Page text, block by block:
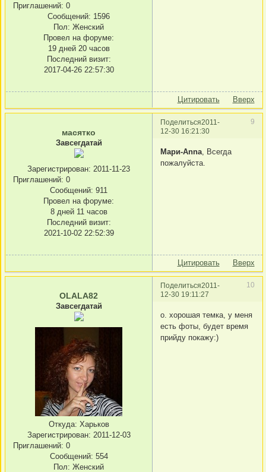
Приглашений: 0
Сообщений: 1596
Пол: Женский
Провел на форуме:
19 дней 20 часов
Последний визит:
2017-04-26 22:57:30
Цитировать Вверх
Поделиться 9
2011-
12-30 16:21:30
масятко
Завсегдатай
Зарегистрирован: 2011-11-23
Приглашений: 0
Сообщений: 911
Провел на форуме:
8 дней 11 часов
Последний визит:
2021-10-02 22:52:39
Мари-Anna, Всегда
пожалуйста.
Цитировать Вверх
Поделиться 10
2011-
12-30 19:11:27
OLALA82
Завсегдатай
Откуда: Харьков
Зарегистрирован: 2011-12-03
Приглашений: 0
Сообщений: 554
Пол: Женский
о. хорошая темка, у меня
есть фоты, будет время
прийду покажу:)